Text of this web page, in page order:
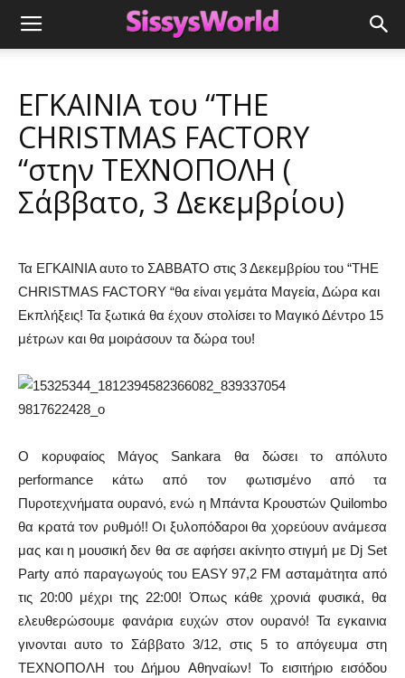
ΕΓΚΑΙΝΙΑ του “THE
CHRISTMAS FACTORY
“στην ΤΕΧΝΟΠΟΛΗ (
Σάββατο, 3 Δεκεμβρίου)
Τα ΕΓΚΑΙΝΙΑ αυτο το ΣΑΒΒΑΤΟ στις 3 Δεκεμβρίου του “THE
CHRISTMAS FACTORY “θα είναι γεμάτα Μαγεία, Δώρα και
Εκπλήξεις! Τα ξωτικά θα έχουν στολίσει το Μαγικό Δέντρο 15
μέτρων και θα μοιράσουν τα δώρα του!
Ο κορυφαίος Μάγος Sankara θα δώσει το απόλυτο
performance κάτω από τον φωτισμένο από τα
Πυροτεχνήματα ουρανό, ενώ η Μπάντα Κρουστών Quilombo
θα κρατά τον ρυθμό!! Οι ξυλοπόδαροι θα χορεύουν ανάμεσα
μας και η μουσική δεν θα σε αφήσει ακίνητο στιγμή με Dj Set
Party από παραγωγούς του EASY 97,2 FM ασταμἀτητα από
τις 20:00 μέχρι της 22:00! Όπως κάθε χρονιά φυσικά, θα
ελευθερώσουμε φανάρια ευχών στον ουρανό! Τα εγκαινια
γινονται αυτο το Σάββατο 3/12, στις 5 το απόγευμα στη
ΤΕΧΝΟΠΟΛΗ του Δήμου Αθηναίων! Το εισιτήριο εισόδου